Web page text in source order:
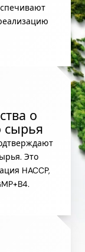
о
сырья
Это
HACCP,